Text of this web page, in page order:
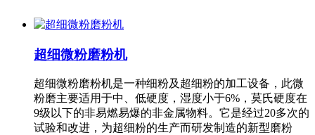
超细微粉磨粉机
超细微粉磨粉机是一种细粉及超细粉的加工设备，此微
粉磨主要适用于中、低硬度，湿度小于6%，莫氏硬度在
9级以下的非易燃易爆的非金属物料。它是经过20多次的
试验和改进，为超细粉的生产而研发制造的新型磨粉